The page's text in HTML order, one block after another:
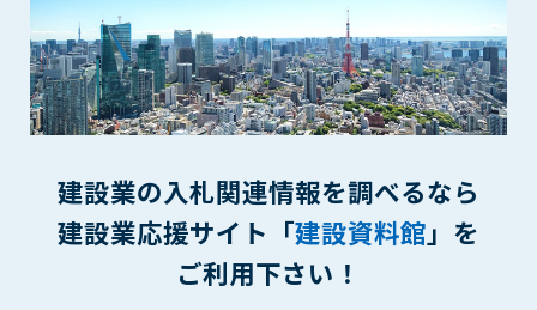
建設業の入札関連情報を調べるなら
建設業応援サイト「建設資料館」を
ご利用下さい！
(8) 犯罪的行為に結びつく行為
(9) その他、法律に反する行為
(10) 建設資料館から知り得た情報及びダウンロードした情報
を、営利を目的として第三者に転売し、または転売のため
に第三者に提供すること
第7条（登録内容の削除）
管理者は、会員が登録した内容が以下に該当する、またはその
恐れのあるものは、会員の承諾なく削除できるものとします。
(1) 登録されている情報が、第6条の定める禁止事項に該当する
と管理者が、判断した場合